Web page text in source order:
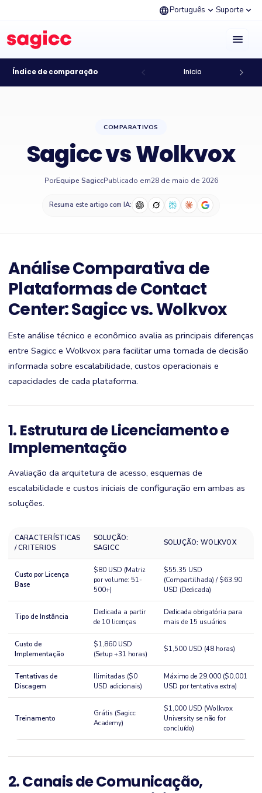
languagePortuguês expand_more Suporte expand_more
menu
Índice de comparação Inicio
COMPARATIVOS
Sagicc vs Wolkvox
PorEquipe SagiccPublicado em28 de maio de 2026
Resuma este artigo com IA:
Análise Comparativa de
Plataformas de Contact
Center: Sagicc vs. Wolkvox
Este análise técnico e econômico avalia as principais diferenças
entre Sagicc e Wolkvox para facilitar uma tomada de decisão
informada sobre escalabilidade, custos operacionais e
capacidades de cada plataforma.
1. Estrutura de Licenciamento e
Implementação
Avaliação da arquitetura de acesso, esquemas de
escalabilidade e custos iniciais de configuração em ambas as
soluções.
CARACTERÍSTICAS
/ CRITERIOS
SOLUÇÃO:
SAGICC
SOLUÇÃO: WOLKVOX
Custo por Licença
Base
$80 USD (Matriz
por volume: 51-
500+)
$55.35 USD
(Compartilhada) / $63.90
USD (Dedicada)
Tipo de Instância
Dedicada a partir
de 10 licenças
Dedicada obrigatória para
mais de 15 usuários
Custo de
Implementação
$1,860 USD
(Setup +31 horas)
$1,500 USD (48 horas)
Tentativas de
Discagem
Ilimitadas ($0
USD adicionais)
Máximo de 29.000 ($0,001
USD por tentativa extra)
Treinamento
Grátis (Sagicc
Academy)
$1,000 USD (Wolkvox
University se não for
concluído)
2. Canais de Comunicação,